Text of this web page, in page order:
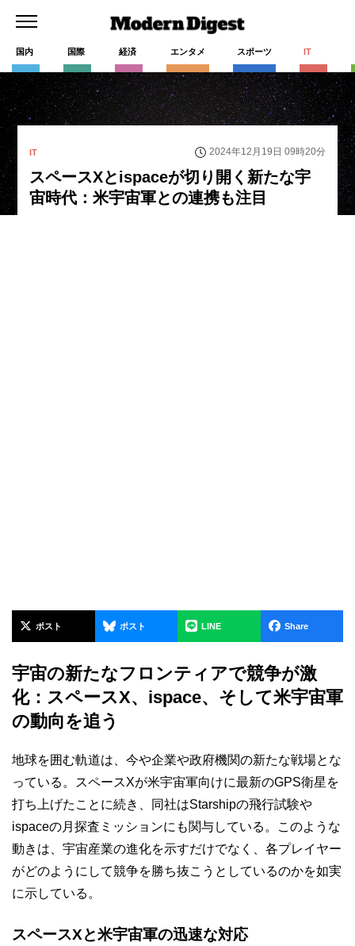
国内 国際 経済 エンタメ スポーツ IT
IT 2024年12月19日 09時20分
スペースXとispaceが切り開く新たな宇
宙時代：米宇宙軍との連携も注目
ポスト ポスト LINE Share
宇宙の新たなフロンティアで競争が激
化：スペースX、ispace、そして米宇宙軍
の動向を追う
地球を囲む軌道は、今や企業や政府機関の新たな戦場とな
っている。スペースXが米宇宙軍向けに最新のGPS衛星を
打ち上げたことに続き、同社はStarshipの飛行試験や
ispaceの月探査ミッションにも関与している。このような
動きは、宇宙産業の進化を示すだけでなく、各プレイヤー
がどのようにして競争を勝ち抜こうとしているのかを如実
に示している。
スペースXと米宇宙軍の迅速な対応